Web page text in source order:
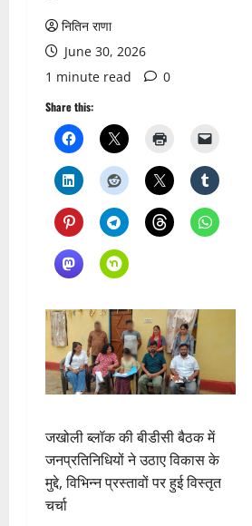
नितिन राणा
June 30, 2026
1 minute read
0
Share this:
जखोली ब्लॉक की बीडीसी बैठक में
जनप्रतिनिधियों ने उठाए विकास के
मुद्दे, विभिन्न प्रस्तावों पर हुई विस्तृत
चर्चा